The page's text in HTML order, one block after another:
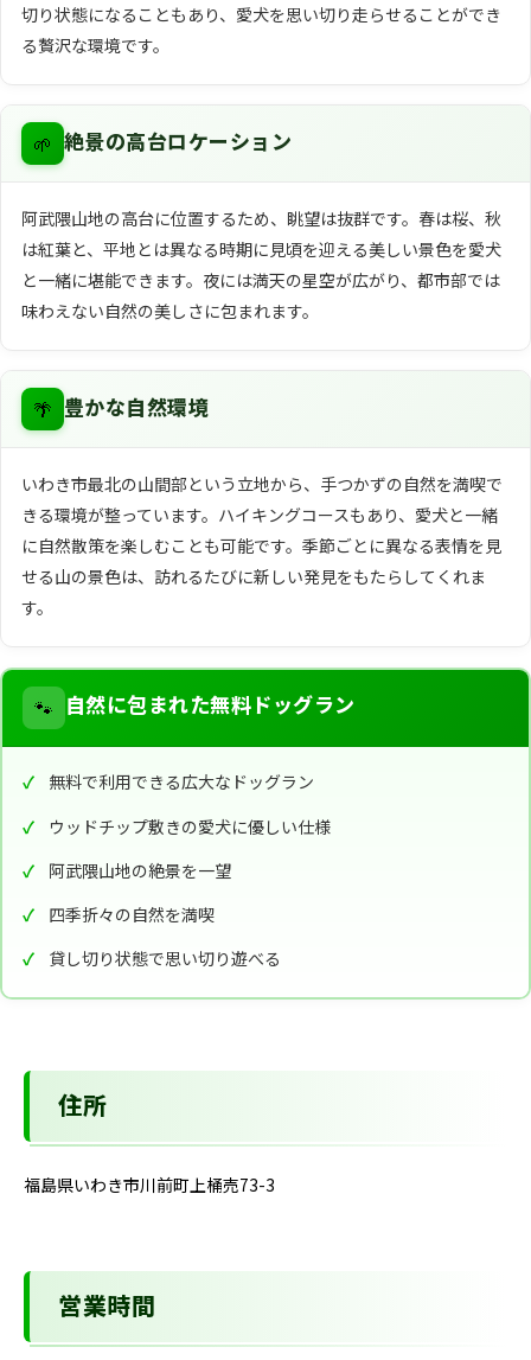
切り状態になることもあり、愛犬を思い切り走らせることができ
る贅沢な環境です。
🌱 絶景の高台ロケーション
阿武隈山地の高台に位置するため、眺望は抜群です。春は桜、秋
は紅葉と、平地とは異なる時期に見頃を迎える美しい景色を愛犬
と一緒に堪能できます。夜には満天の星空が広がり、都市部では
味わえない自然の美しさに包まれます。
🌴 豊かな自然環境
いわき市最北の山間部という立地から、手つかずの自然を満喫で
きる環境が整っています。ハイキングコースもあり、愛犬と一緒
に自然散策を楽しむことも可能です。季節ごとに異なる表情を見
せる山の景色は、訪れるたびに新しい発見をもたらしてくれま
す。
🐾 自然に包まれた無料ドッグラン
無料で利用できる広大なドッグラン
ウッドチップ敷きの愛犬に優しい仕様
阿武隈山地の絶景を一望
四季折々の自然を満喫
貸し切り状態で思い切り遊べる
住所
福島県いわき市川前町上桶売73-3
営業時間